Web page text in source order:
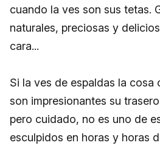
cuando la ves son sus tetas.
naturales, preciosas y
cara...
Si la ves de espaldas la cosa
son impresionantes su
pero cuidado, no es uno de
esculpidos en horas y horas